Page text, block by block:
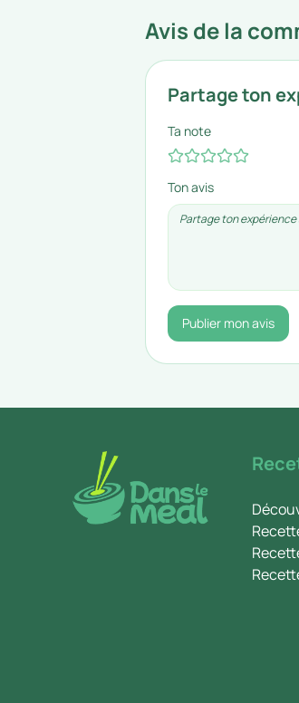
Avis de la
Partage ton
Ta note
Ton avis
Publier mon avis